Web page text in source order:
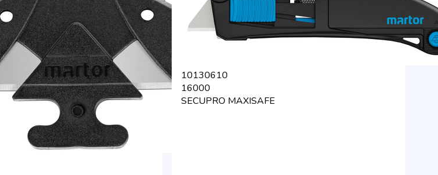
10130610
16000
SECUPRO MAXISAFE